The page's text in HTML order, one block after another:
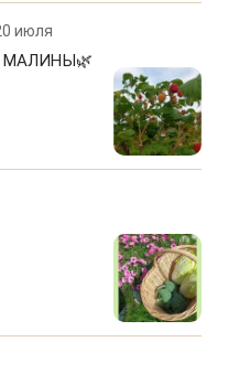
июля
МАЛИНЫ🌿